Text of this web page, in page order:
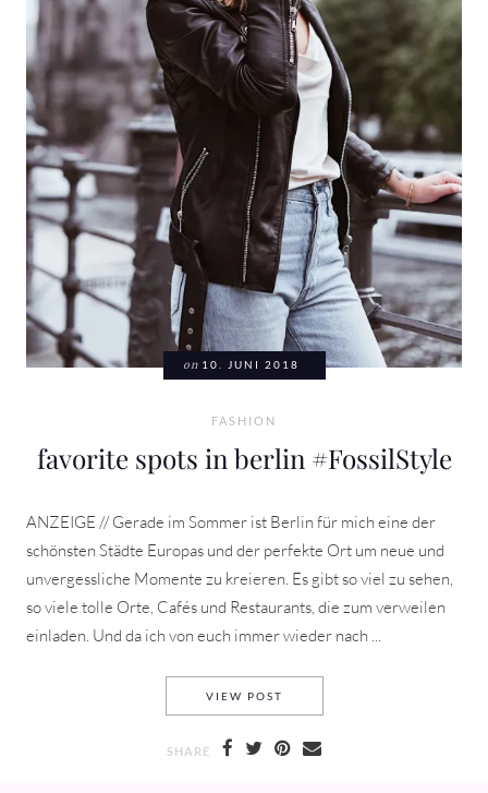
on 10. JUNI 2018
FASHION
favorite spots in berlin #FossilStyle
ANZEIGE // Gerade im Sommer ist Berlin für mich eine der
schönsten Städte Europas und der perfekte Ort um neue und
unvergessliche Momente zu kreieren. Es gibt so viel zu sehen,
so viele tolle Orte, Cafés und Restaurants, die zum verweilen
einladen. Und da ich von euch immer wieder nach ...
VIEW POST
SHARE